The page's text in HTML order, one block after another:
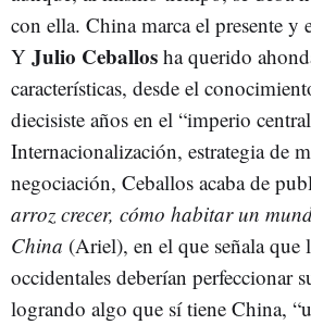
con ella. China marca el presente
Y Julio Ceballos ha querido
características, desde el
diecisiste años en el “imperio
Internacionalización, estrategia de
negociación, Ceballos acaba de
arroz crecer, cómo habitar un
China (Ariel), en el que señala que
occidentales deberían perfeccionar
logrando algo que sí tiene China,